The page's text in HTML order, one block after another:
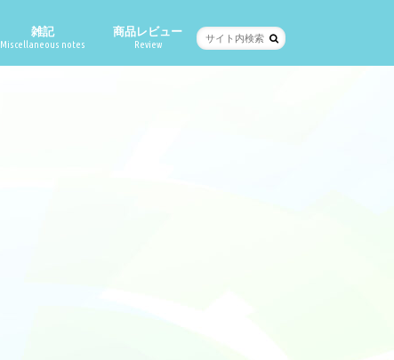
雑記
Miscellaneous notes
商品レビュー
Review